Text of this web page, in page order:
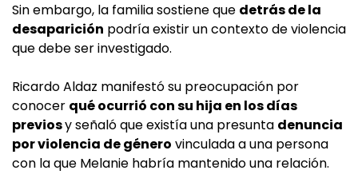
Sin embargo, la familia sostiene que detrás de la
desaparición podría existir un contexto de violencia
que debe ser investigado.
Ricardo Aldaz manifestó su preocupación por
conocer qué ocurrió con su hija en los días
previosy señaló que existía una presunta denuncia
por violencia de género vinculada a una persona
con la que Melanie habría mantenido una relación.